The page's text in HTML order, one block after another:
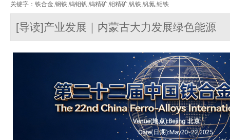
关键字：铁合金,钢铁,钨钼钒,钨精矿,钼精矿,钒铁,钒氮,钼铁
[导读]产业发展｜内蒙古大力发展绿色能源